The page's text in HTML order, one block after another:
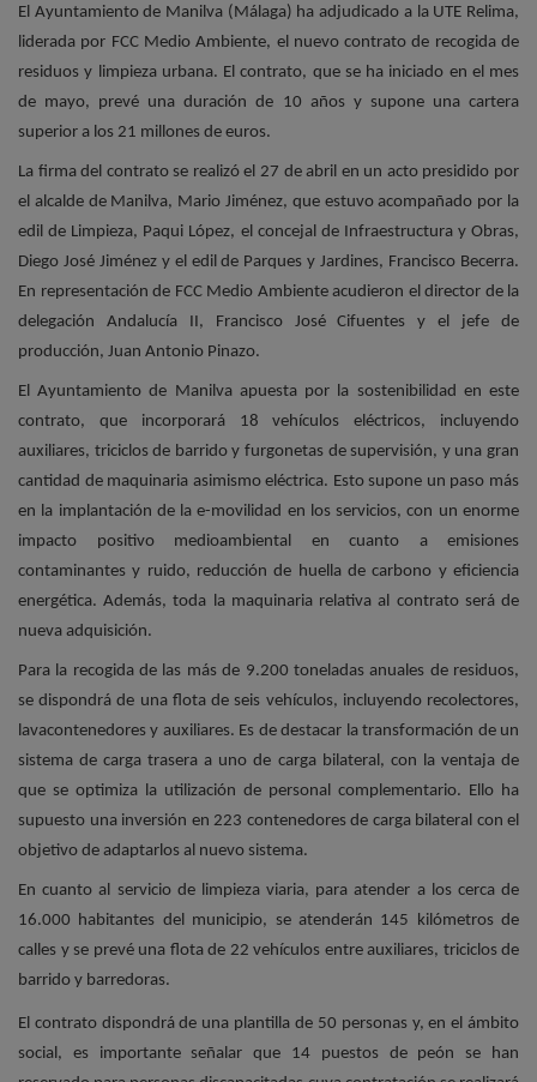
El Ayuntamiento de Manilva (Málaga) ha adjudicado a la UTE Relima,
liderada por FCC Medio Ambiente, el nuevo contrato de recogida de
residuos y limpieza urbana. El contrato, que se ha iniciado en el mes
de mayo, prevé una duración de 10 años y supone una cartera
superior a los 21 millones de euros.
La firma del contrato se realizó el 27 de abril en un acto presidido por
el alcalde de Manilva, Mario Jiménez, que estuvo acompañado por la
edil de Limpieza, Paqui López, el concejal de Infraestructura y Obras,
Diego José Jiménez y el edil de Parques y Jardines, Francisco Becerra.
En representación de FCC Medio Ambiente acudieron el director de la
delegación Andalucía II, Francisco José Cifuentes y el jefe de
producción, Juan Antonio Pinazo.
El Ayuntamiento de Manilva apuesta por la sostenibilidad en este
contrato, que incorporará 18 vehículos eléctricos, incluyendo
auxiliares, triciclos de barrido y furgonetas de supervisión, y una gran
cantidad de maquinaria asimismo eléctrica. Esto supone un paso más
en la implantación de la e-movilidad en los servicios, con un enorme
impacto positivo medioambiental en cuanto a emisiones
contaminantes y ruido, reducción de huella de carbono y eficiencia
energética. Además, toda la maquinaria relativa al contrato será de
nueva adquisición.
Para la recogida de las más de 9.200 toneladas anuales de residuos,
se dispondrá de una flota de seis vehículos, incluyendo recolectores,
lavacontenedores y auxiliares. Es de destacar la transformación de un
sistema de carga trasera a uno de carga bilateral, con la ventaja de
que se optimiza la utilización de personal complementario. Ello ha
supuesto una inversión en 223 contenedores de carga bilateral con el
objetivo de adaptarlos al nuevo sistema.
En cuanto al servicio de limpieza viaria, para atender a los cerca de
16.000 habitantes del municipio, se atenderán 145 kilómetros de
calles y se prevé una flota de 22 vehículos entre auxiliares, triciclos de
barrido y barredoras.
El contrato dispondrá de una plantilla de 50 personas y, en el ámbito
social, es importante señalar que 14 puestos de peón se han